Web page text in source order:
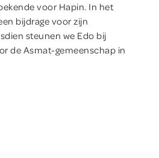
voor Hapin. In het
bijdrage voor zijn
steunen we Edo bij
de Asmat-gemeenschap in